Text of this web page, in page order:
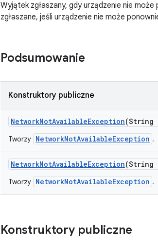
Wyjątek zgłaszany, gdy urządzenie nie
zgłaszane, jeśli urządzenie nie może
Podsumowanie
Konstruktory publiczne
NetworkNotAvailableException(String
Tworzy NetworkNotAvailableException .
NetworkNotAvailableException(String
Tworzy NetworkNotAvailableException .
Konstruktory publiczne